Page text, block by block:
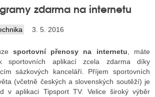
zdarma na internetu
3. 5. 2016
sportovní přenosy na internetu , máte
sportovních aplikací zcela zdarma díky
sázkových kanceláří. Příjem sportovních
(včetně českých a slovenských soutěží) je
v aplikaci Tipsport TV. Velice široký výběr